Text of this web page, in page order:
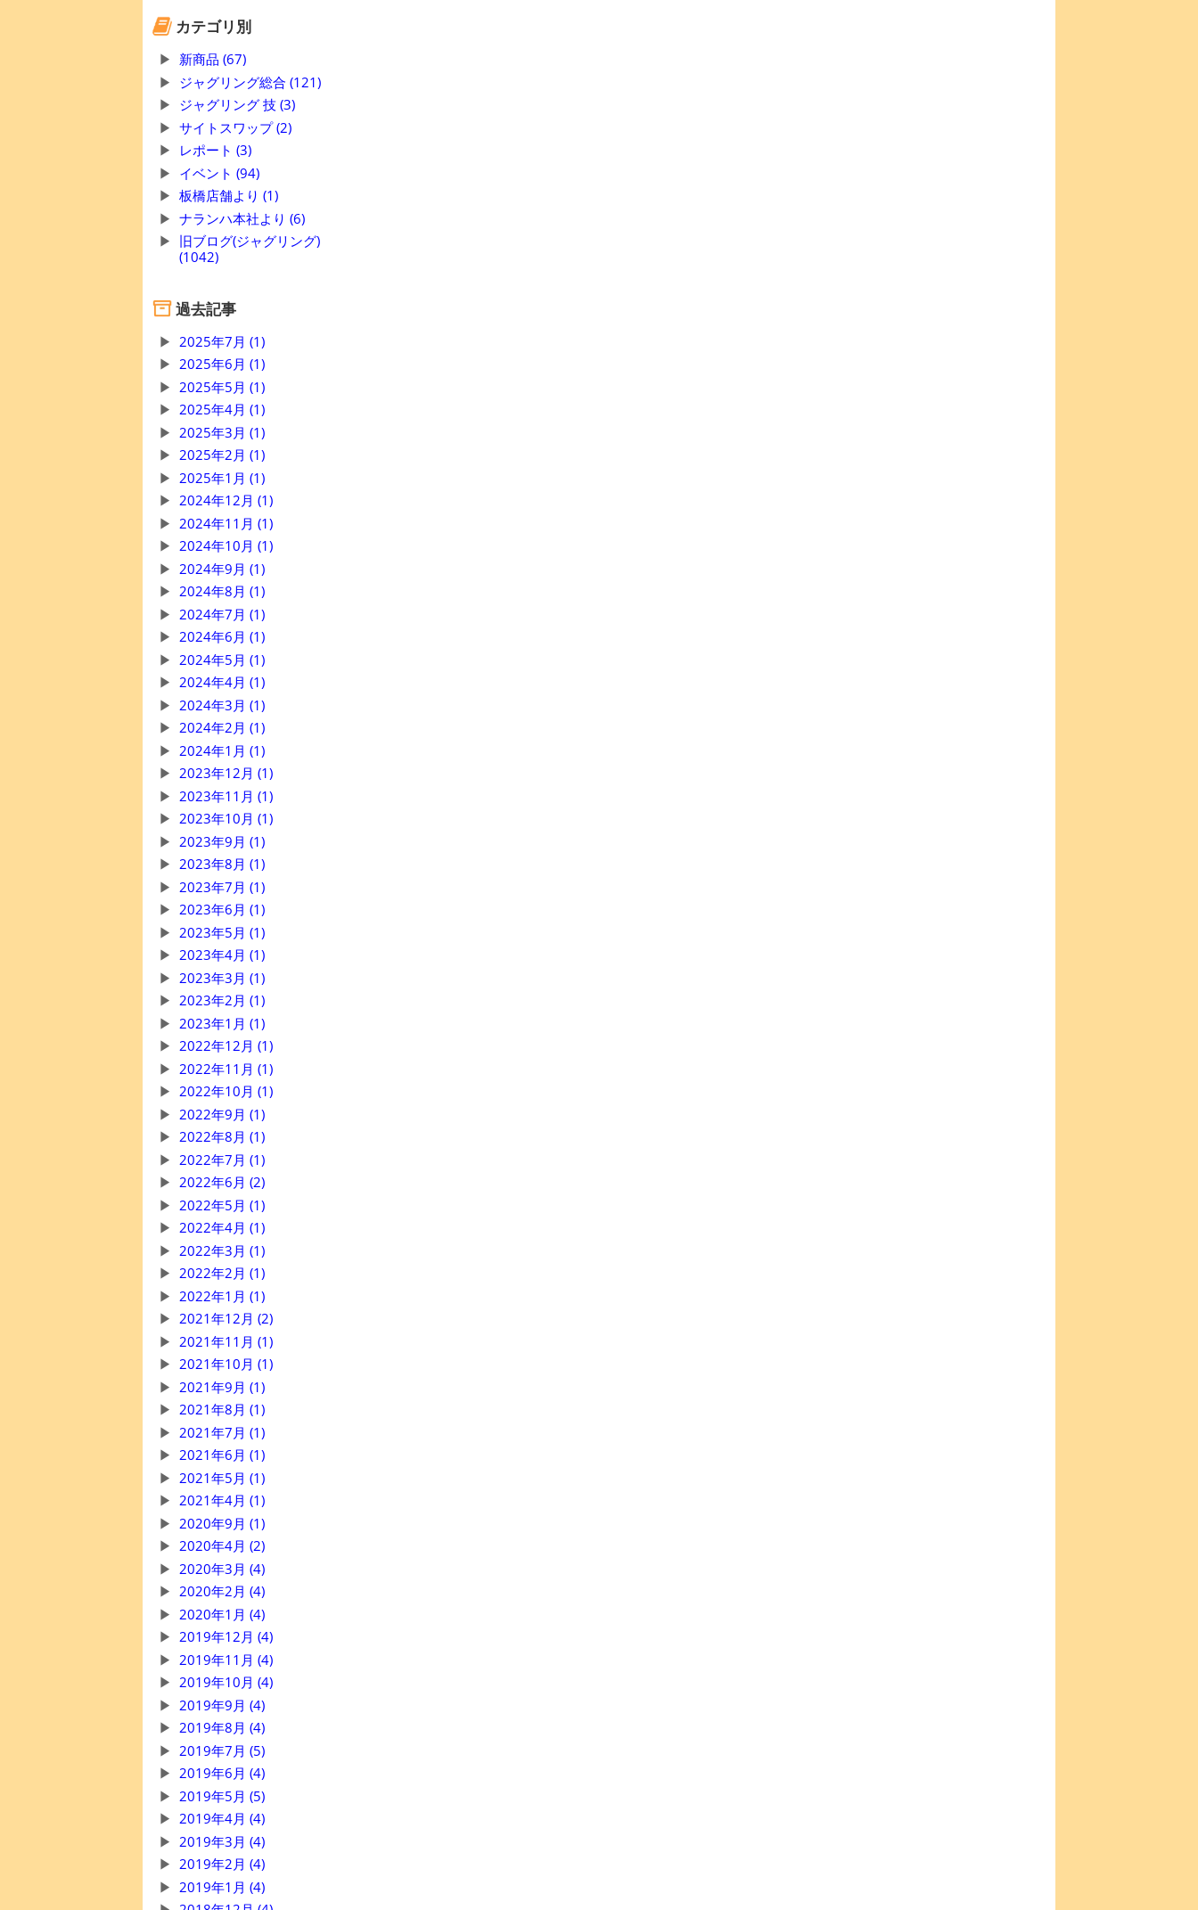
カテゴリ別
新商品 (67)
ジャグリング総合 (121)
ジャグリング 技 (3)
サイトスワップ (2)
レポート (3)
イベント (94)
板橋店舗より (1)
ナランハ本社より (6)
旧ブログ(ジャグリング)
(1042)
過去記事
2025年7月 (1)
2025年6月 (1)
2025年5月 (1)
2025年4月 (1)
2025年3月 (1)
2025年2月 (1)
2025年1月 (1)
2024年12月 (1)
2024年11月 (1)
2024年10月 (1)
2024年9月 (1)
2024年8月 (1)
2024年7月 (1)
2024年6月 (1)
2024年5月 (1)
2024年4月 (1)
2024年3月 (1)
2024年2月 (1)
2024年1月 (1)
2023年12月 (1)
2023年11月 (1)
2023年10月 (1)
2023年9月 (1)
2023年8月 (1)
2023年7月 (1)
2023年6月 (1)
2023年5月 (1)
2023年4月 (1)
2023年3月 (1)
2023年2月 (1)
2023年1月 (1)
2022年12月 (1)
2022年11月 (1)
2022年10月 (1)
2022年9月 (1)
2022年8月 (1)
2022年7月 (1)
2022年6月 (2)
2022年5月 (1)
2022年4月 (1)
2022年3月 (1)
2022年2月 (1)
2022年1月 (1)
2021年12月 (2)
2021年11月 (1)
2021年10月 (1)
2021年9月 (1)
2021年8月 (1)
2021年7月 (1)
2021年6月 (1)
2021年5月 (1)
2021年4月 (1)
2020年9月 (1)
2020年4月 (2)
2020年3月 (4)
2020年2月 (4)
2020年1月 (4)
2019年12月 (4)
2019年11月 (4)
2019年10月 (4)
2019年9月 (4)
2019年8月 (4)
2019年7月 (5)
2019年6月 (4)
2019年5月 (5)
2019年4月 (4)
2019年3月 (4)
2019年2月 (4)
2019年1月 (4)